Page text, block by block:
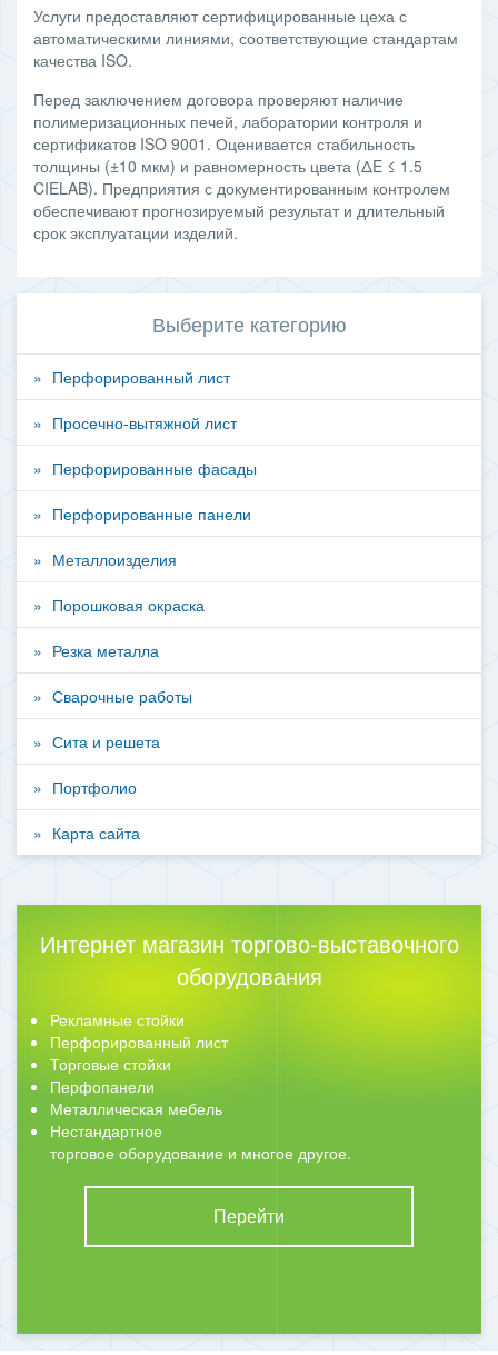
Услуги предоставляют сертифицированные цеха с
автоматическими линиями, соответствующие стандартам
качества ISO.
Перед заключением договора проверяют наличие
полимеризационных печей, лаборатории контроля и
сертификатов ISO 9001. Оценивается стабильность
толщины (±10 мкм) и равномерность цвета (ΔE ≤ 1.5
CIELAB). Предприятия с документированным контролем
обеспечивают прогнозируемый результат и длительный
срок эксплуатации изделий.
Выберите категорию
Перфорированный лист
Просечно-вытяжной лист
Перфорированные фасады
Перфорированные панели
Металлоизделия
Порошковая окраска
Резка металла
Сварочные работы
Сита и решета
Портфолио
Карта сайта
Интернет магазин торгово-выставочного
оборудования
Рекламные стойки
Перфорированный лист
Торговые стойки
Перфопанели
Металлическая мебель
Нестандартное
торговое оборудование и многое другое.
Перейти